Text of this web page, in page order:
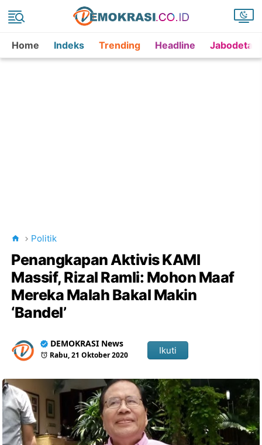
Home Indeks Trending Headline
Politik
Penangkapan Aktivis KAMI
Massif, Rizal Ramli: Mohon Maaf
Mereka Malah Bakal Makin
‘Bandel’
DEMOKRASI News
Rabu, 21 Oktober 2020 Ikuti